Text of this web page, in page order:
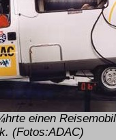
einen
(Fotos:ADAC)